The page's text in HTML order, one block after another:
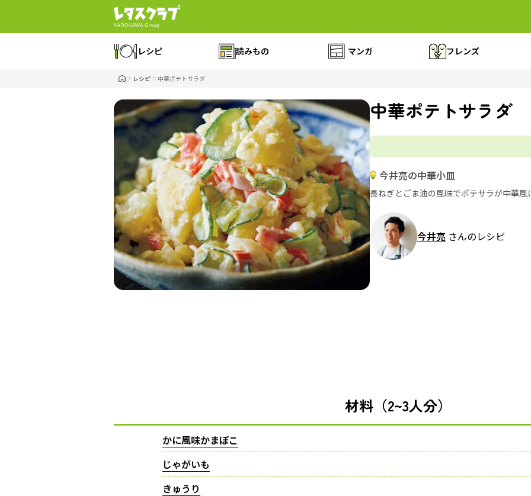
レシピ 読みもの マンガ フレンズ
レシピ 中華ポテトサラダ
中華ポテトサラダ
今井亮の中華小皿
長ねぎとごま油の風味でポテサラが中華風
今井亮 さんのレシピ
材料（2~3人分）
かに風味かまぼこ
じゃがいも
きゅうり